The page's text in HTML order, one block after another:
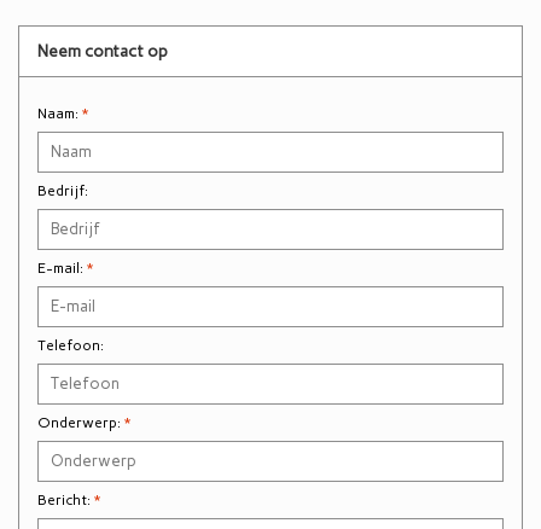
Eetkamerstoelen
Faulteuls
Neem contact op
Naam: *
Bedrijf:
E-mail: *
Telefoon:
Onderwerp: *
Bericht: *